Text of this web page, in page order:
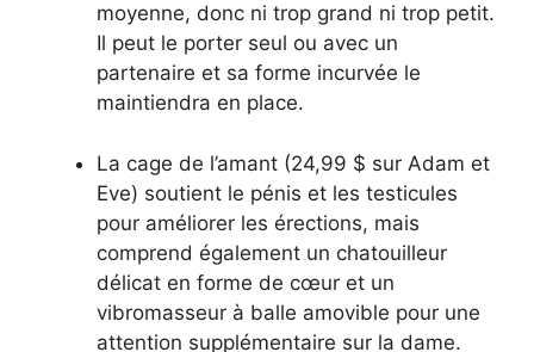
moyenne, donc ni trop grand ni trop petit.
Il peut le porter seul ou avec un
partenaire et sa forme incurvée le
maintiendra en place.
La cage de l’amant (24,99 $ sur Adam et
Eve) soutient le pénis et les testicules
pour améliorer les érections, mais
comprend également un chatouilleur
délicat en forme de cœur et un
vibromasseur à balle amovible pour une
attention supplémentaire sur la dame.